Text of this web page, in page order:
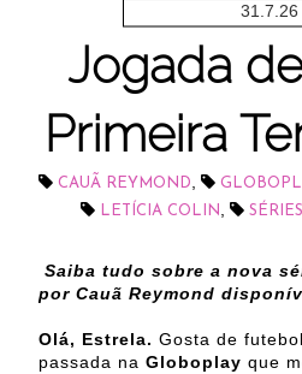
31.7.26
Jogada
Primeira
CAUÃ REYMOND,
LETÍCIA COLIN,
Saiba tudo sobre a nova
por Cauã Reymond
Olá, Estrela. Gosta de
passada na Globoplay que